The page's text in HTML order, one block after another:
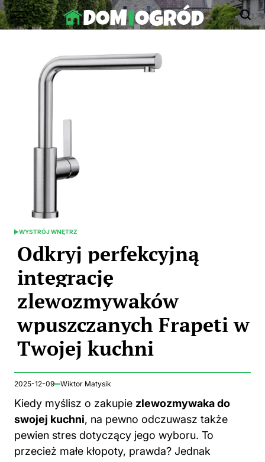
Skip
to
Ogród.edu.pl
POSTED
WYSTRÓJ WNĘTRZ
Odkryj perfekcyjną
integrację
zlewozmywaków
wpuszczanych Frapeti w
Twojej kuchni
2025-12-09 Wiktor Matysik
Kiedy myślisz o zakupie zlewozmywaka do
swojej kuchni, na pewno odczuwasz także
pewien stres dotyczący jego wyboru. To
przecież małe kłopoty, prawda? Jednak